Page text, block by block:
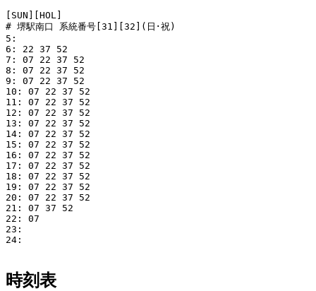
[SUN][HOL]
# 堺駅南口 系統番号[31][32](日･祝)
5:
6: 22 37 52
7: 07 22 37 52
8: 07 22 37 52
9: 07 22 37 52
10: 07 22 37 52
11: 07 22 37 52
12: 07 22 37 52
13: 07 22 37 52
14: 07 22 37 52
15: 07 22 37 52
16: 07 22 37 52
17: 07 22 37 52
18: 07 22 37 52
19: 07 22 37 52
20: 07 22 37 52
21: 07 37 52
22: 07
23:
24:
時刻表